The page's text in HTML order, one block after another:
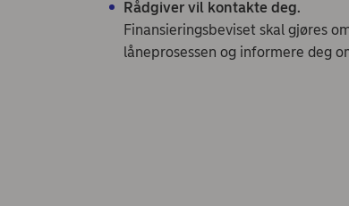
Rådgiver vil kontakte deg.
Finansieringsbeviset skal gjøres
låneprosessen og informere deg